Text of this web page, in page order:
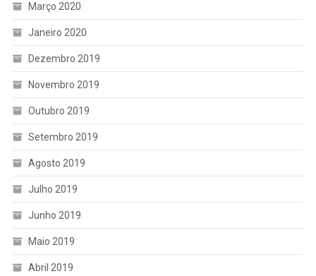
Março 2020
Janeiro 2020
Dezembro 2019
Novembro 2019
Outubro 2019
Setembro 2019
Agosto 2019
Julho 2019
Junho 2019
Maio 2019
Abril 2019